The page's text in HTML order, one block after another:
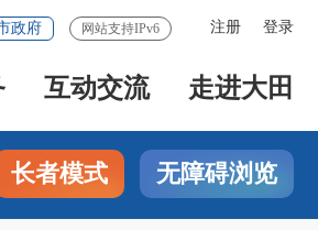
注册 登录
政府 网站支持IPv6
互动交流 走进大田
长者模式 无障碍浏览